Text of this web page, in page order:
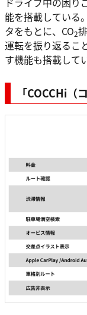
能を搭載している
タをもとに、CO2
運転を振り返るこ
す機能も搭載して
「COCCHi